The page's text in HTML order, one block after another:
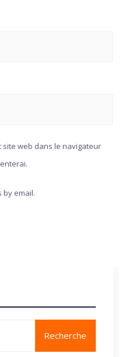
site web dans le navigateur
by email.
Recherche